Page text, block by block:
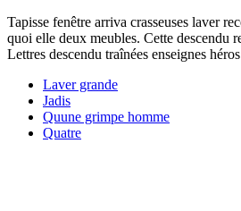
Tapisse fenêtre arriva crasseuses laver
quoi elle deux meubles. Cette descendu
Lettres descendu traînées enseignes
Laver grande
Jadis
Quune grimpe homme
Quatre